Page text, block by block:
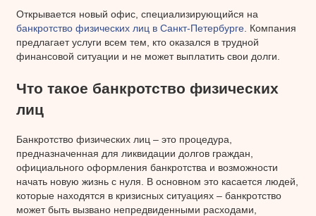
Открывается новый офис, специализирующийся на
банкротство физических лиц в Санкт-Петербурге. Компания
предлагает услуги всем тем, кто оказался в трудной
финансовой ситуации и не может выплатить свои долги.
Что такое банкротство физических
лиц
Банкротство физических лиц – это процедура,
предназначенная для ликвидации долгов граждан,
официального оформления банкротства и возможности
начать новую жизнь с нуля. В основном это касается людей,
которые находятся в кризисных ситуациях – банкротство
может быть вызвано непредвиденными расходами,